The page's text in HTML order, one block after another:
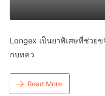
Longex เป็นยาพิเศษที่ช่วย
กบทคว
Read More